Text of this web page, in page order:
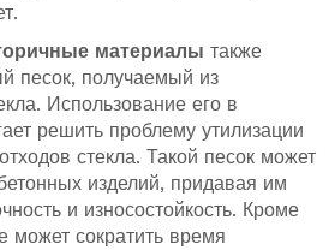
материалы также
песок, получаемый из
Использование его в
решить проблему утилизации
стекла. Такой песок может
изделий, придавая им
и износостойкость. Кроме
может сократить время